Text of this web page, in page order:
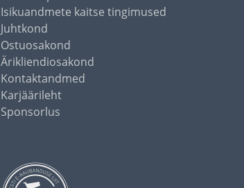
Isikuandmete kaitse tingimused
Juhtkond
Ostuosakond
Ärikliendiosakond
Kontaktandmed
Karjäärileht
Sponsorlus